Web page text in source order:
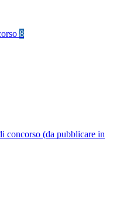
8
concorso (da pubblicare in